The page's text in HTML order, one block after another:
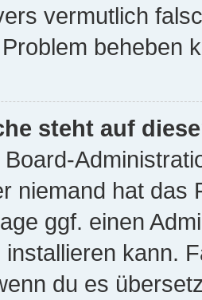
vermutlich
beheben
steht auf
niemand hat das
ggf. einen
installieren kann.
du es